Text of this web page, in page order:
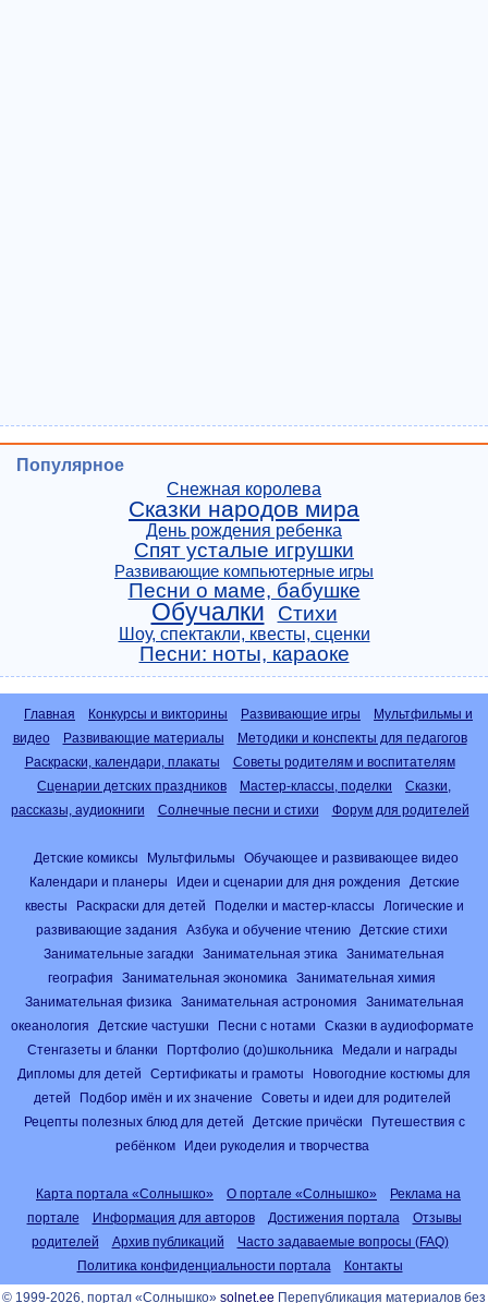
Популярное
Снежная королева
Сказки народов мира
День рождения ребенка
Спят усталые игрушки
Развивающие компьютерные игры
Песни о маме, бабушке
Обучалки Стихи
Шоу, спектакли, квесты, сценки
Песни: ноты, караоке
Главная Конкурсы и викторины Развивающие игры
Мультфильмы и
видео
Развивающие материалы
Методики и конспекты для педагогов
Раскраски, календари, плакаты
Советы родителям и воспитателям
Сценарии детских праздников
Мастер-классы, поделки
Сказки,
рассказы, аудиокниги
Солнечные песни и стихи Форум для родителей
Детские комиксы Мультфильмы
Обучающее и развивающее видео
Календари и планеры
Идеи и сценарии для дня рождения
Детские
квесты
Раскраски для детей Поделки и мастер-классы
Логические и
развивающие задания
Азбука и обучение чтению
Детские стихи
Занимательные загадки
Занимательная этика
Занимательная
география
Занимательная экономика
Занимательная химия
Занимательная физика
Занимательная астрономия
Занимательная
океанология
Детские частушки Песни с нотами
Сказки в аудиоформате
Стенгазеты и бланки
Портфолио (до)школьника
Медали и награды
Дипломы для детей
Сертификаты и грамоты
Новогодние костюмы для
детей
Подбор имён и их значение
Советы и идеи для родителей
Рецепты полезных блюд для детей
Детские причёски
Путешествия с
ребёнком
Идеи рукоделия и творчества
Карта портала «Солнышко» О портале «Солнышко»
Реклама на
портале
Информация для авторов Достижения портала
Отзывы
родителей
Архив публикаций
Часто задаваемые вопросы (FAQ)
Политика конфиденциальности портала
Контакты
© 1999-2026, портал «Солнышко» solnet.ee Перепубликация материалов без